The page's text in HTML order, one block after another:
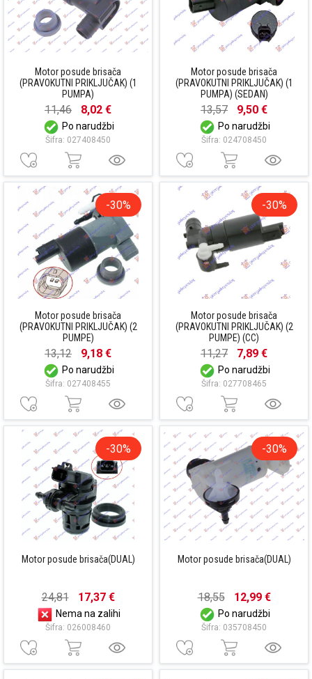
Motor posude brisača
(PRAVOKUTNI PRIKLJUČAK) (1
PUMPA)
11,46 8,02 €
Po narudžbi
Šifra: 027408450
Motor posude brisača
(PRAVOKUTNI PRIKLJUČAK) (1
PUMPA) (SEDAN)
13,57 9,50 €
Po narudžbi
Šifra: 024708450
-30%
Motor posude brisača
(PRAVOKUTNI PRIKLJUČAK) (2
PUMPE)
13,12 9,18 €
Po narudžbi
Šifra: 027408455
-30%
Motor posude brisača
(PRAVOKUTNI PRIKLJUČAK) (2
PUMPE) (CC)
11,27 7,89 €
Po narudžbi
Šifra: 027708465
-30%
Motor posude brisača(DUAL)
24,81 17,37 €
Nema na zalihi
Šifra: 026008460
-30%
Motor posude brisača(DUAL)
18,55 12,99 €
Po narudžbi
Šifra: 035708450